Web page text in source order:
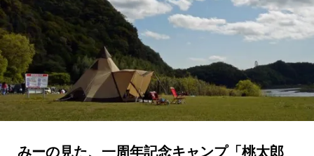
みーの見た、一周年記念キャンプ「桃太郎